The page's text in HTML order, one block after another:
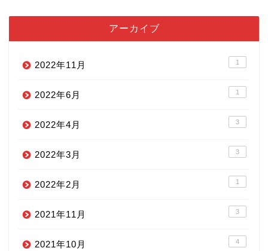
アーカイブ
2022年11月 1
2022年6月 1
2022年4月 3
2022年3月 3
2022年2月 1
2021年11月 3
2021年10月 4